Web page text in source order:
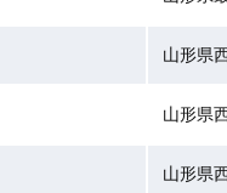
山形県
山形県
山形県